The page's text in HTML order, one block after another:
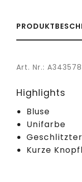
Art. Nr.:
Highlights
Bluse
Unifarbe
Kurze